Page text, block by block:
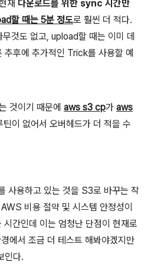
재 다운로드를 위한 sync 시간만
할 때는 5분 정도로 훨씬 더 적다.
것도 없고, upload할 때는 이미 데
추후에 추가적인 Trick를 사용할 예
것이기 때문에 aws s3 cp가 aws
이 없어서 오버헤드가 더 적을 수
사용하고 있는 것을 S3로 바꾸는 작
비용 절약 및 시스템 안정성이
간인데 이는 엄청난 단점이 현재로
에서 조금 더 테스트 해봐야겠지만
인다.